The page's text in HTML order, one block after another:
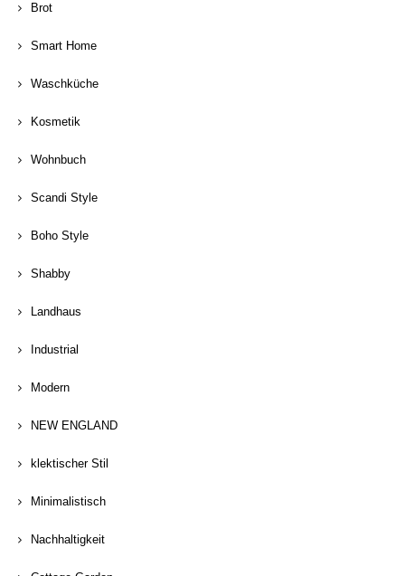
Brot
Smart Home
Waschküche
Kosmetik
Wohnbuch
Scandi Style
Boho Style
Shabby
Landhaus
Industrial
Modern
NEW ENGLAND
klektischer Stil
Minimalistisch
Nachhaltigkeit